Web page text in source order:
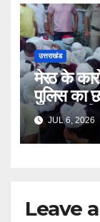
उत्तराखंड
मेरठ के
पुलिस का
गिरफ्तार,
JUL 6, 2026
Leave